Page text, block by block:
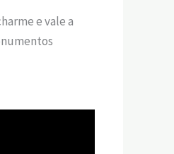
e vale a